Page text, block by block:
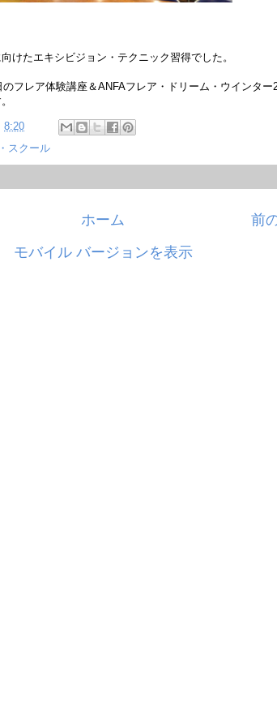
けたエキシビジョン・テクニック習得でした。
フレア体験講座＆ANFAフレア・ドリーム・ウインター
8:20
スクール
前
ホーム
モバイル バージョンを表示